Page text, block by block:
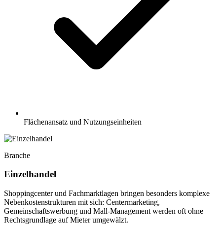
Flächenansatz und Nutzungseinheiten
Branche
Einzelhandel
Shoppingcenter und Fachmarktlagen bringen besonders komplexe
Nebenkostenstrukturen mit sich: Centermarketing,
Gemeinschaftswerbung und Mall-Management werden oft ohne
Rechtsgrundlage auf Mieter umgewälzt.